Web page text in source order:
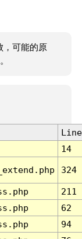
，可能的原
Line
14
324
211
62
94